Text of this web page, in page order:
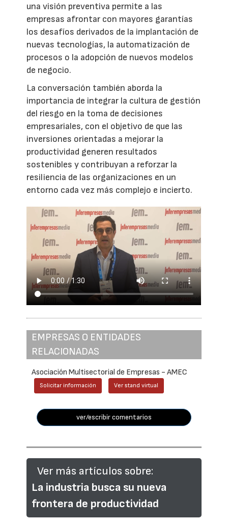
una visión preventiva permite a las
empresas afrontar con mayores garantías
los desafíos derivados de la implantación de
nuevas tecnologías, la automatización de
procesos o la adopción de nuevos modelos
de negocio.
La conversación también aborda la
importancia de integrar la cultura de gestión
del riesgo en la toma de decisiones
empresariales, con el objetivo de que las
inversiones orientadas a mejorar la
productividad generen resultados
sostenibles y contribuyan a reforzar la
resiliencia de las organizaciones en un
entorno cada vez más complejo e incierto.
EMPRESAS O ENTIDADES
RELACIONADAS
Asociación Multisectorial de Empresas - AMEC
Solicitar información Ver stand virtual
ver/escribir comentarios
Ver más artículos sobre:
La industria busca su nueva
frontera de productividad